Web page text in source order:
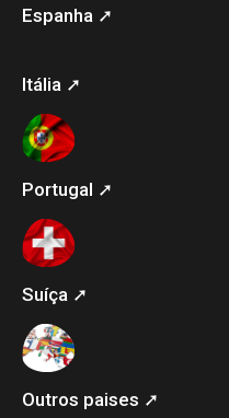
Espanha ➚
Itália ➚
Portugal ➚
Suíça ➚
Outros paises ➚